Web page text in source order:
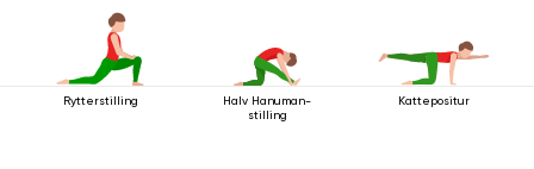
Rytterstilling
Halv Hanuman-
stilling
Kattepositur